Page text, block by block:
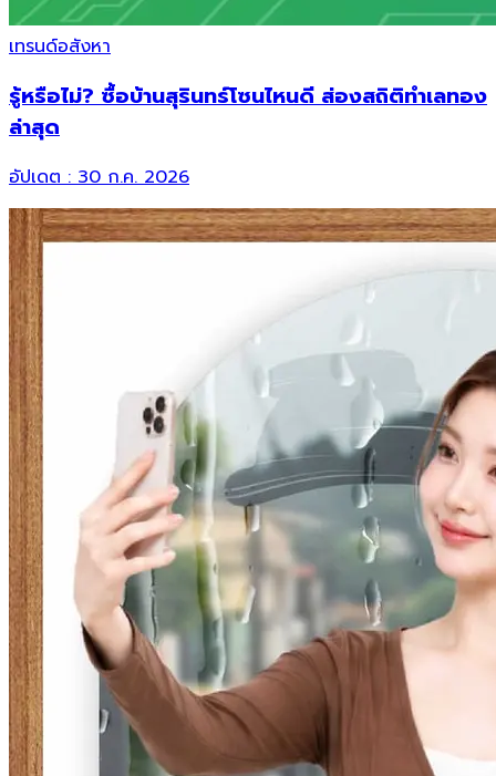
เทรนด์อสังหา
รู้หรือไม่? ซื้อบ้านสุรินทร์โซนไหนดี ส่องสถิติทำเลทอง
ล่าสุด
อัปเดต :30 ก.ค. 2026